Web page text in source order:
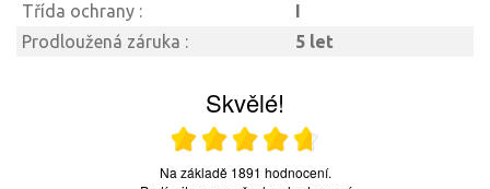
Třída ochrany :
I
Prodloužená záruka :
5 let